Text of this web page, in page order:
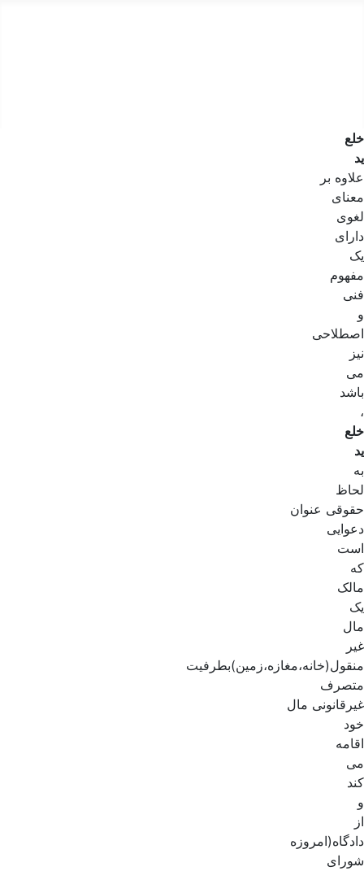
خلع
ید
علاوه بر
معنای
لغوی
دارای
یک
مفهوم
فنی
و
اصطلاحی
نیز
می
باشد
،
خلع
ید
به
لحاظ
حقوقی عنوان
دعوایی
است
که
مالک
یک
مال
غیر
منقول(خانه،مغازه،زمین)بطرفیت
متصرف
غیرقانونی مال
خود
اقامه
می
کند
و
از
دادگاه(امروزه
شورای